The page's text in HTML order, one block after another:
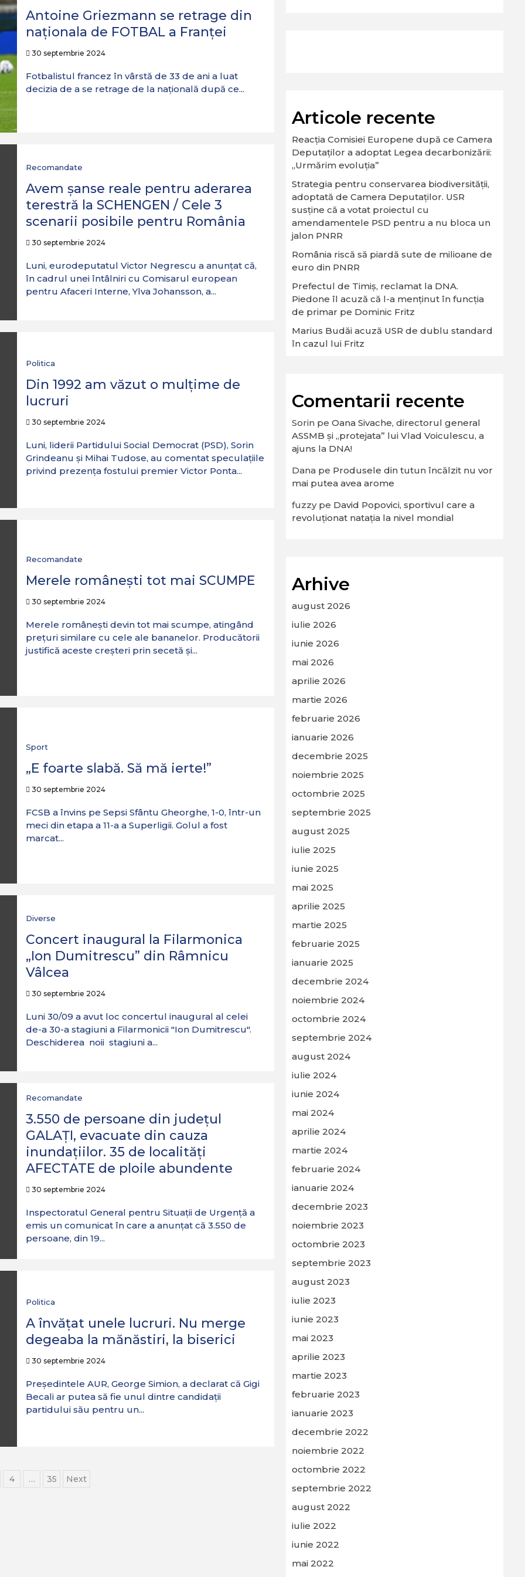
Antoine Griezmann se retrage din
naționala de FOTBAL a Franței
30 septembrie 2024
Fotbalistul francez în vârstă de 33 de ani a luat
decizia de a se retrage de la națională după ce...
Recomandate
Avem șanse reale pentru aderarea
terestră la SCHENGEN / Cele 3
scenarii posibile pentru România
30 septembrie 2024
Luni, eurodeputatul Victor Negrescu a anunțat că,
în cadrul unei întâlniri cu Comisarul european
pentru Afaceri Interne, Ylva Johansson, a...
Politica
Din 1992 am văzut o mulțime de
lucruri
30 septembrie 2024
Luni, liderii Partidului Social Democrat (PSD), Sorin
Grindeanu și Mihai Tudose, au comentat speculațiile
privind prezența fostului premier Victor Ponta...
Recomandate
Merele românești tot mai SCUMPE
30 septembrie 2024
Merele românești devin tot mai scumpe, atingând
prețuri similare cu cele ale bananelor. Producătorii
justifică aceste creșteri prin secetă și...
Sport
„E foarte slabă. Să mă ierte!”
30 septembrie 2024
FCSB a învins pe Sepsi Sfântu Gheorghe, 1-0, într-un
meci din etapa a 11-a a Superligii. Golul a fost
marcat...
Diverse
Concert inaugural la Filarmonica
„Ion Dumitrescu” din Râmnicu
Vâlcea
30 septembrie 2024
Luni 30/09 a avut loc concertul inaugural al celei
de-a 30-a stagiuni a Filarmonicii "Ion Dumitrescu".
Deschiderea noii stagiuni a...
Recomandate
3.550 de persoane din județul
GALAȚI, evacuate din cauza
inundațiilor. 35 de localități
AFECTATE de ploile abundente
30 septembrie 2024
Inspectoratul General pentru Situații de Urgență a
emis un comunicat în care a anunțat că 3.550 de
persoane, din 19...
Politica
A învăţat unele lucruri. Nu merge
degeaba la mănăstiri, la biserici
30 septembrie 2024
Președintele AUR, George Simion, a declarat că Gigi
Becali ar putea să fie unul dintre candidații
partidului său pentru un...
4 … 35 Next
Articole recente
Reacția Comisiei Europene după ce Camera
Deputaților a adoptat Legea decarbonizării:
„Urmărim evoluția”
Strategia pentru conservarea biodiversităţii,
adoptată de Camera Deputaţilor. USR
susține că a votat proiectul cu
amendamentele PSD pentru a nu bloca un
jalon PNRR
România riscă să piardă sute de milioane de
euro din PNRR
Prefectul de Timiș, reclamat la DNA.
Piedone îl acuză că l-a menținut în funcția
de primar pe Dominic Fritz
Marius Budăi acuză USR de dublu standard
în cazul lui Fritz
Comentarii recente
Sorin pe Oana Sivache, directorul general
ASSMB și „protejata” lui Vlad Voiculescu, a
ajuns la DNA!
Dana pe Produsele din tutun încălzit nu vor
mai putea avea arome
fuzzype David Popovici, sportivul care a
revoluționat natația la nivel mondial
Arhive
august 2026
iulie 2026
iunie 2026
mai 2026
aprilie 2026
martie 2026
februarie 2026
ianuarie 2026
decembrie 2025
noiembrie 2025
octombrie 2025
septembrie 2025
august 2025
iulie 2025
iunie 2025
mai 2025
aprilie 2025
martie 2025
februarie 2025
ianuarie 2025
decembrie 2024
noiembrie 2024
octombrie 2024
septembrie 2024
august 2024
iulie 2024
iunie 2024
mai 2024
aprilie 2024
martie 2024
februarie 2024
ianuarie 2024
decembrie 2023
noiembrie 2023
octombrie 2023
septembrie 2023
august 2023
iulie 2023
iunie 2023
mai 2023
aprilie 2023
martie 2023
februarie 2023
ianuarie 2023
decembrie 2022
noiembrie 2022
octombrie 2022
septembrie 2022
august 2022
iulie 2022
iunie 2022
mai 2022